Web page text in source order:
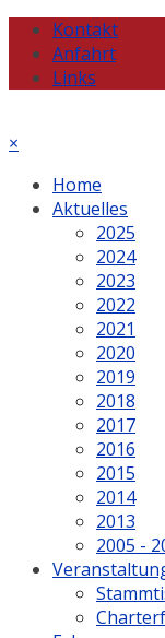
Kontakt
Anfahrt
Links
×
Home
Aktuelles
2025
2024
2023
2022
2021
2020
2019
2018
2017
2016
2015
2014
2013
2005 -